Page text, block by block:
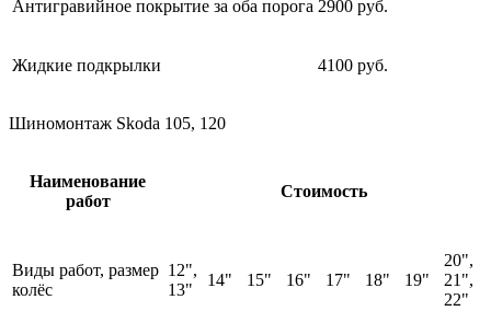
Антигравийное покрытие за оба порога 2900 руб.
Жидкие подкрылки 4100 руб.
Шиномонтаж Skoda 105, 120
Наименование
работ
Стоимость
Виды работ, размер
колёс
12",
13"
14" 15" 16" 17" 18" 19"
20",
21",
22"